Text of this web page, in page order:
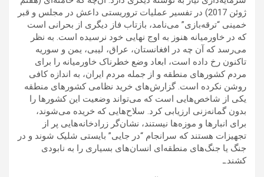
ژوئن 2017) در تفسیر عملیات تروریستی داعش در مجلس و قبر
خمینی “ترقه‌بازی” می‌نامد، بازتاب فاز دیگری از بحرانی است
که در خاورمیانه هنوز به اوج نهایی خود نرسیده است. به نظر
می‌رسد که آن چه در افغانستان، عراق، لیبی، یمن و سوریه
تاکنون رخ داده است، ابعاد وضع خطرناک خاورمیانه را برای
مردم کشورهای منطقه و از جمله مردم ایران، به اندازه کافی
روشن نکرده است. گزارش‌های خرید نظامی کشورهای منطقه
یکی از شاخص‌هایی است که می‌تواند وضعیت این کشورها را
بدون گمانه‌زنی ارزیابی کرد. سلاح‌هایی که خریده می‌شوند،
برای انبارها و موزه‌ها نیستند، نشان‌گر زرادخانه‌هایی پر از
تجهیزات هستند که سرانجام “در جایی” بایستی شلیک شوند و در
جنگ یا جنگ‌های منطقه‌ای انسان‌های بسیاری را به نابودی
کشند.ـ